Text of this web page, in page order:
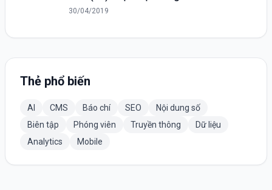
30/04/2019
Thẻ phổ biến
AI CMS Báo chí SEO
Nội dung số
Biên tập
Phóng viên Truyền thông
Dữ liệu
Analytics
Mobile